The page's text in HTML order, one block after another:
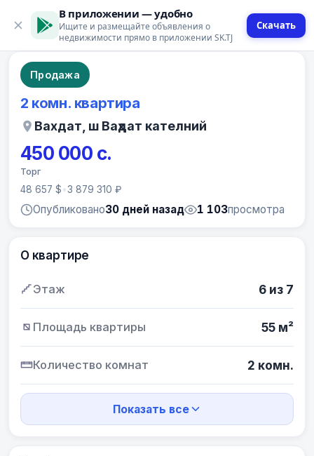
В приложении — удобно
Ищите и размещайте объявления о
недвижимости прямо в приложении SK.TJ
Скачать
9 фото
Продажа
2 комн. квартира
Вахдат, ш Ваҳдат кателний
450 000 с.
Торг
48 657 $•3 879 310 ₽
Опубликовано30 дней назад 1 103просмотра
О квартире
Этаж 6 из 7
Площадь квартиры 55 м²
Количество комнат 2 комн.
Показать все